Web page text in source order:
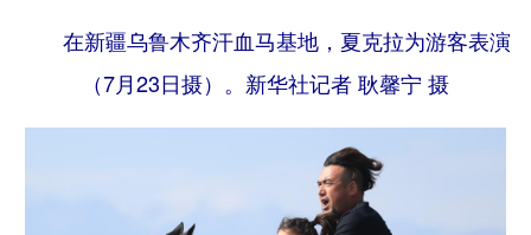
在新疆乌鲁木齐汗血马基地，夏克拉为游客表演
（7月23日摄）。 新华社记者 耿馨宁 摄